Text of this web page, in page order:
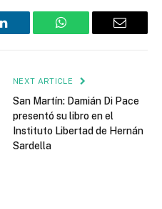
LinkedIn WhatsApp Email
NEXT ARTICLE
San Martín: Damián Di Pace
presentó su libro en el
Instituto Libertad de Hernán
Sardella